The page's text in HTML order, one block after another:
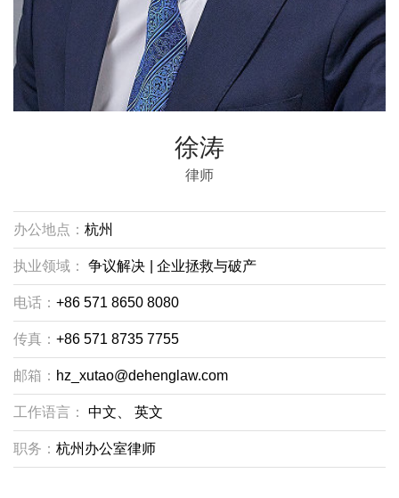
徐涛
律师
办公地点： 杭州
执业领域： 争议解决 企业拯救与破产
电话： +86 571 8650 8080
传真： +86 571 8735 7755
邮箱： hz_xutao@dehenglaw.com
工作语言： 中文、 英文
职务： 杭州办公室律师